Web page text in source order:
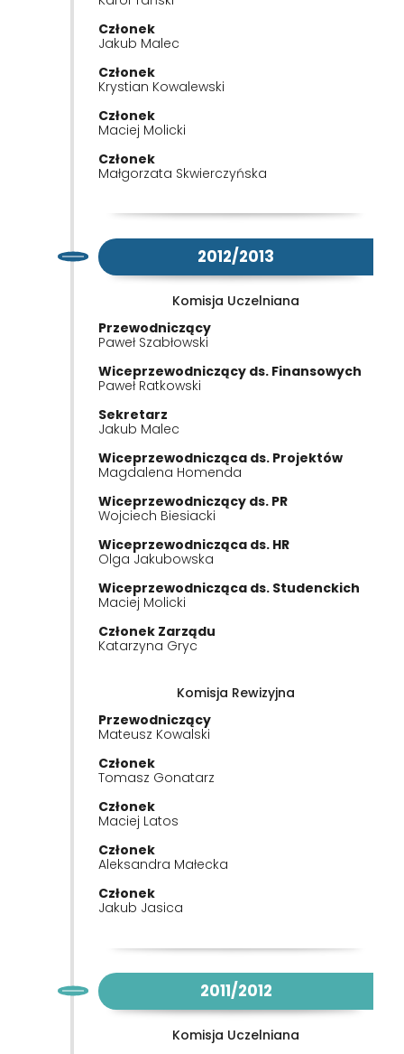
Członek
Jakub Malec
Członek
Krystian Kowalewski
Członek
Maciej Molicki
Członek
Małgorzata Skwierczyńska
2012/2013
Komisja Uczelniana
Przewodniczący
Paweł Szabłowski
Wiceprzewodniczący ds. Finansowych
Paweł Ratkowski
Sekretarz
Jakub Malec
Wiceprzewodnicząca ds. Projektów
Magdalena Homenda
Wiceprzewodniczący ds. PR
Wojciech Biesiacki
Wiceprzewodnicząca ds. HR
Olga Jakubowska
Wiceprzewodnicząca ds. Studenckich
Maciej Molicki
Członek Zarządu
Katarzyna Gryc
Komisja Rewizyjna
Przewodniczący
Mateusz Kowalski
Członek
Tomasz Gonatarz
Członek
Maciej Latos
Członek
Aleksandra Małecka
Członek
Jakub Jasica
2011/2012
Komisja Uczelniana